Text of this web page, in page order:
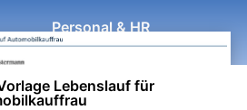
Personal & HR
Lebenslauf für